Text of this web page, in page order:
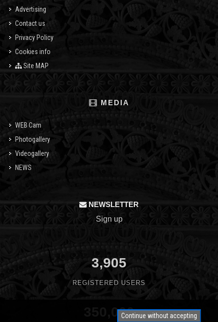
Advertising
Contact us
Privacy Policy
Cookies info
Site MAP
MEDIA
WEB Cam
Photogallery
Videogallery
NEWS
NEWSLETTER
Sign up
3,905
REGISTERED USERS
350,000Continue without accepting